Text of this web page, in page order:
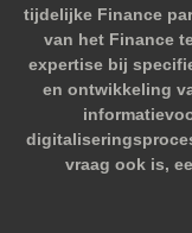
tijdelijke Finance
van het Finance
expertise bij
en ontwikkeling
vraag ook is,